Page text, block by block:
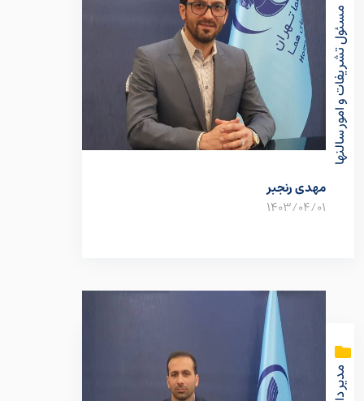
مسئول تشریفات و امور سالنها
مهدی رنجبر
1403/04/01